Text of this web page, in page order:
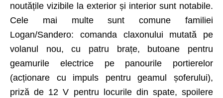
noutățile vizibile la exterior și interior sunt notabile.
Cele mai multe sunt comune familiei
Logan/Sandero: comanda claxonului mutată pe
volanul nou, cu patru brațe, butoane pentru
geamurile electrice pe panourile portierelor
(acționare cu impuls pentru geamul șoferului),
priză de 12 V pentru locurile din spate, spoilere